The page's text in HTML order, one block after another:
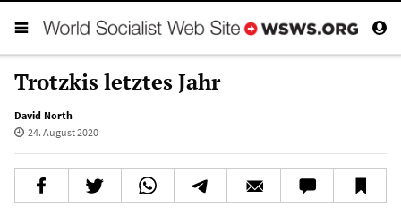
Trotzkis letztes Jahr
David North
24. August 2020